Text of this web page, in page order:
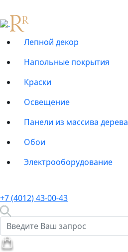
Лепной декор
Напольные покрытия
Краски
Освещение
Панели из массива дерева
Обои
Электрооборудование
+7 (4012) 43-00-43